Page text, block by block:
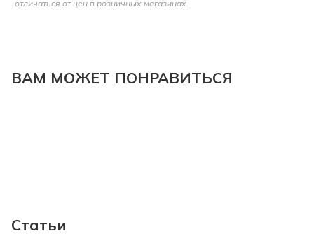
отличаться от цен в розничных магазинах.
ВАМ МОЖЕТ ПОНРАВИТЬСЯ
Статьи